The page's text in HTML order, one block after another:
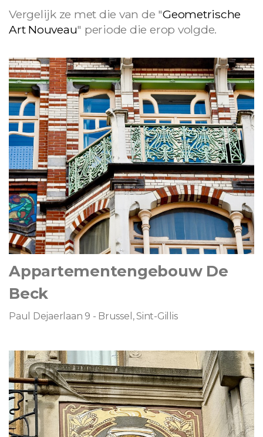
Vergelijk ze met die van de "Geometrische
Art Nouveau" periode die erop volgde.
Appartementengebouw De
Beck
Paul Dejaerlaan 9 - Brussel, Sint-Gillis